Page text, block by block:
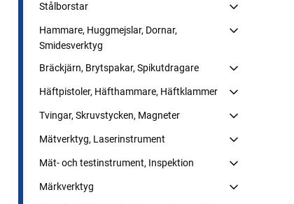
Stålborstar
Hammare, Huggmejslar, Dornar,
Smidesverktyg
Bräckjärn, Brytspakar, Spikutdragare
Häftpistoler, Häfthammare, Häftklammer
Tvingar, Skruvstycken, Magneter
Mätverktyg, Laserinstrument
Mät- och testinstrument, Inspektion
Märkverktyg